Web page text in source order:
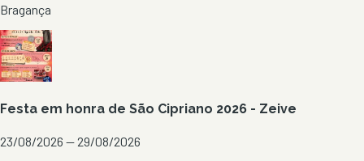
Bragança
Festa em honra de São Cipriano 2026 - Zeive
23/08/2026 — 29/08/2026